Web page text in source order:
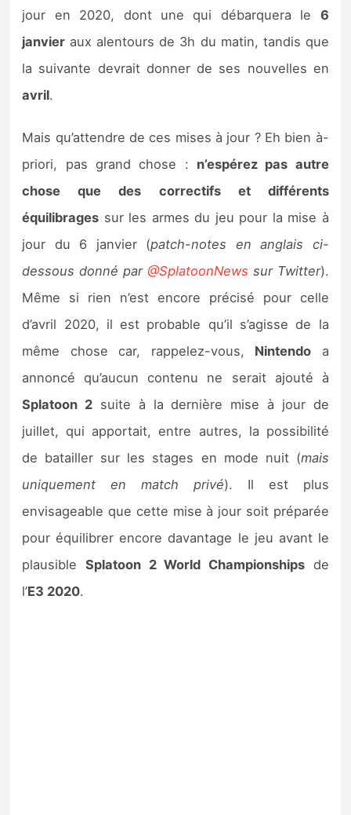
Précommandes
Précommandes jeux Switch 2
Bons plans
Guides
jour en 2020, dont une qui débarquera le 6
janvier aux alentours de 3h du matin, tandis que
la suivante devrait donner de ses nouvelles en
avril.
Mais qu’attendre de ces mises à jour ? Eh bien à-
priori, pas grand chose : n’espérez pas autre
chose que des correctifs et différents
équilibrages sur les armes du jeu pour la mise à
jour du 6 janvier (patch-notes en anglais ci-
dessous donné par @SplatoonNews sur Twitter).
Même si rien n’est encore précisé pour celle
d’avril 2020, il est probable qu’il s’agisse de la
même chose car, rappelez-vous, Nintendo a
annoncé qu’aucun contenu ne serait ajouté à
Splatoon 2 suite à la dernière mise à jour de
juillet, qui apportait, entre autres, la possibilité
de batailler sur les stages en mode nuit (mais
uniquement en match privé). Il est plus
envisageable que cette mise à jour soit préparée
pour équilibrer encore davantage le jeu avant le
plausible Splatoon 2 World Championships de
l’E3 2020.